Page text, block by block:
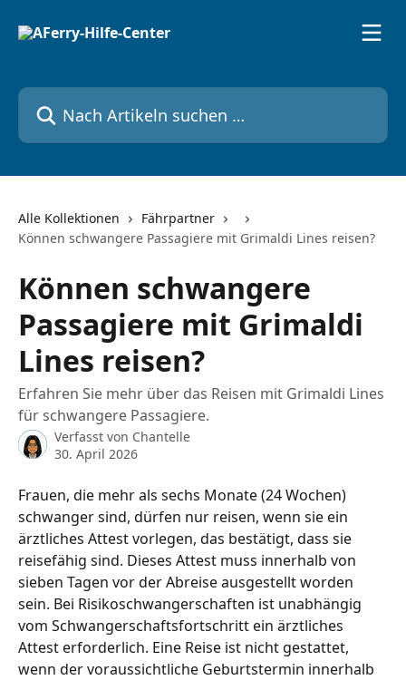
Nach Artikeln suchen …
Alle Kollektionen
Fährpartner
Können schwangere Passagiere mit Grimaldi Lines reisen?
Können schwangere
Passagiere mit Grimaldi
Lines reisen?
Erfahren Sie mehr über das Reisen mit Grimaldi Lines
für schwangere Passagiere.
Verfasst von Chantelle
30. April 2026
Frauen, die mehr als sechs Monate (24 Wochen)
schwanger sind, dürfen nur reisen, wenn sie ein
ärztliches Attest vorlegen, das bestätigt, dass sie
reisefähig sind. Dieses Attest muss innerhalb von
sieben Tagen vor der Abreise ausgestellt worden
sein. Bei Risikoschwangerschaften ist unabhängig
vom Schwangerschaftsfortschritt ein ärztliches
Attest erforderlich. Eine Reise ist nicht gestattet,
wenn der voraussichtliche Geburtstermin innerhalb